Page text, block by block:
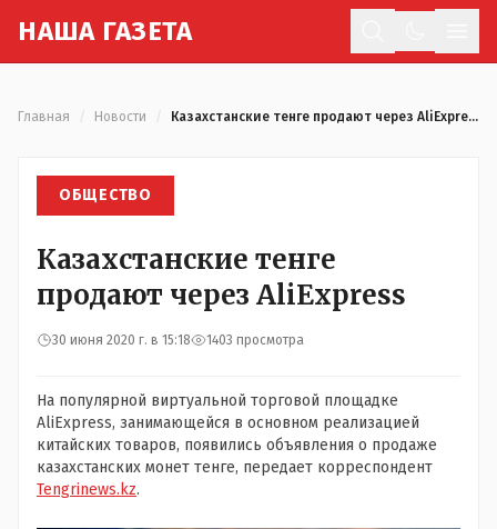
НАША ГАЗЕТА
Главная Новости Казахстанские тенге продают через AliExpress
ОБЩЕСТВО
Казахстанские тенге
продают через AliExpress
30 июня 2020 г. в 15:18 1403 просмотра
На популярной виртуальной торговой площадке
AliExpress, занимающейся в основном реализацией
китайских товаров, появились объявления о продаже
казахстанских монет тенге, передает корреспондент
Tengrinews.kz.